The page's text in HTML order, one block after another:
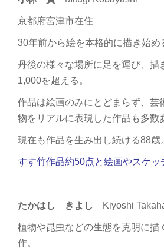
京都府宮津市在住
30年前から絵を本格的に描き始め
丹後の様々な場所に足を運び、描
1,000を超える。
作品は絵画のみにとどまらず、芸
物をリアルに表現した作品も多数
現在も作品を生み出し続ける88歳
すす竹作品約50点と絵画やスケッ
たかはし きよし Kiyoshi
植物や昆虫などの生態を克明に描
作。